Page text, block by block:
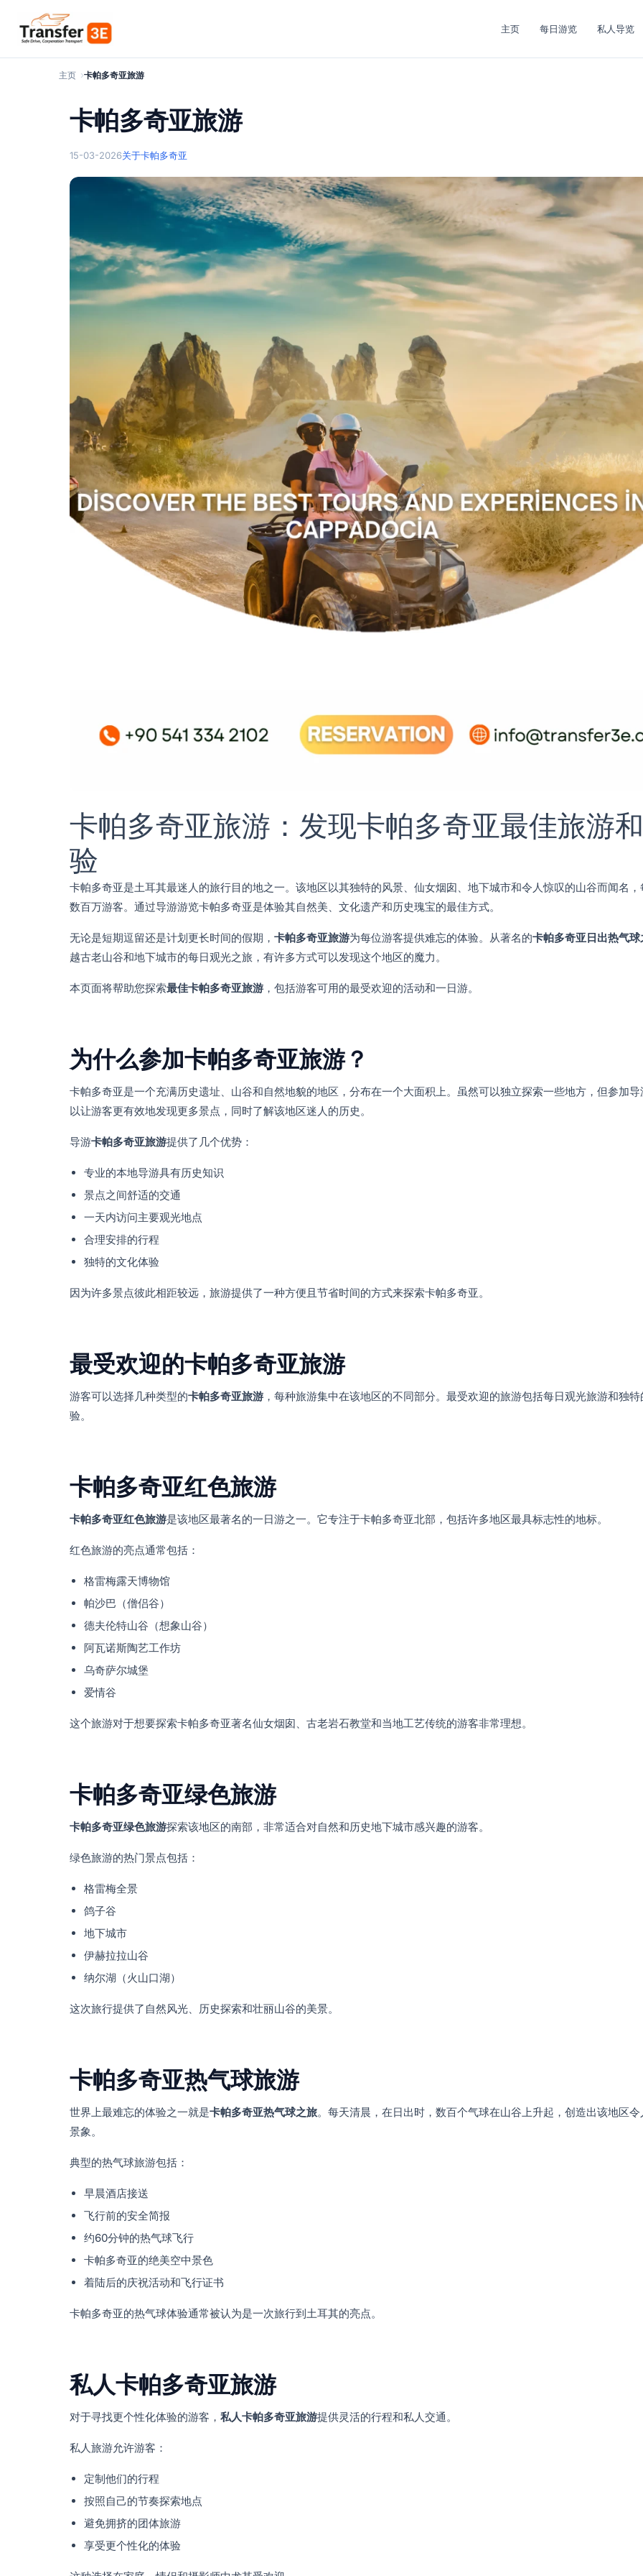
主页 每日游览 私人导览
主页 卡帕多奇亚旅游
卡帕多奇亚旅游
15-03-2026关于卡帕多奇亚
卡帕多奇亚旅游：发现卡帕多奇亚最佳旅游
验
卡帕多奇亚是土耳其最迷人的旅行目的地之一。该地区以其独特的风景、仙女烟囱、地下城市和令人惊叹的山谷而闻名
数百万游客。通过导游游览卡帕多奇亚是体验其自然美、文化遗产和历史瑰宝的最佳方式。
无论是短期逗留还是计划更长时间的假期， 卡帕多奇亚旅游为每位游客提供难忘的体验。从著名的卡帕多奇亚日出热气球
越古老山谷和地下城市的每日观光之旅，有许多方式可以发现这个地区的魔力。
本页面将帮助您探索最佳卡帕多奇亚旅游 ，包括游客可用的最受欢迎的活动和一日游。
为什么参加卡帕多奇亚旅游？
卡帕多奇亚是一个充满历史遗址、山谷和自然地貌的地区，分布在一个大面积上。虽然可以独立探索一些地方，但参加
以让游客更有效地发现更多景点，同时了解该地区迷人的历史。
导游卡帕多奇亚旅游提供了几个优势：
专业的本地导游具有历史知识
景点之间舒适的交通
一天内访问主要观光地点
合理安排的行程
独特的文化体验
因为许多景点彼此相距较远，旅游提供了一种方便且节省时间的方式来探索卡帕多奇亚。
最受欢迎的卡帕多奇亚旅游
游客可以选择几种类型的卡帕多奇亚旅游 ，每种旅游集中在该地区的不同部分。最受欢迎的旅游包括每日观光旅游和独
验。
卡帕多奇亚红色旅游
卡帕多奇亚红色旅游是该地区最著名的一日游之一。它专注于卡帕多奇亚北部，包括许多地区最具标志性的地标。
红色旅游的亮点通常包括：
格雷梅露天博物馆
帕沙巴（僧侣谷）
德夫伦特山谷（想象山谷）
阿瓦诺斯陶艺工作坊
乌奇萨尔城堡
爱情谷
这个旅游对于想要探索卡帕多奇亚著名仙女烟囱、古老岩石教堂和当地工艺传统的游客非常理想。
卡帕多奇亚绿色旅游
卡帕多奇亚绿色旅游探索该地区的南部，非常适合对自然和历史地下城市感兴趣的游客。
绿色旅游的热门景点包括：
格雷梅全景
鸽子谷
地下城市
伊赫拉拉山谷
纳尔湖（火山口湖）
这次旅行提供了自然风光、历史探索和壮丽山谷的美景。
卡帕多奇亚热气球旅游
世界上最难忘的体验之一就是卡帕多奇亚热气球之旅。每天清晨，在日出时，数百个气球在山谷上升起，创造出该地区
景象。
典型的热气球旅游包括：
早晨酒店接送
飞行前的安全简报
约60分钟的热气球飞行
卡帕多奇亚的绝美空中景色
着陆后的庆祝活动和飞行证书
卡帕多奇亚的热气球体验通常被认为是一次旅行到土耳其的亮点。
私人卡帕多奇亚旅游
对于寻找更个性化体验的游客， 私人卡帕多奇亚旅游提供灵活的行程和私人交通。
私人旅游允许游客：
定制他们的行程
按照自己的节奏探索地点
避免拥挤的团体旅游
享受更个性化的体验